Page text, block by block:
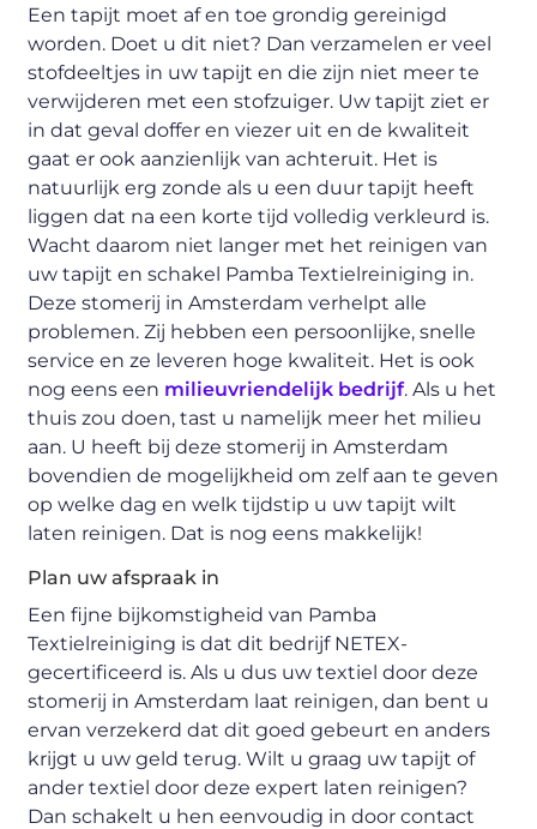
Een tapijt moet af en toe grondig gereinigd
worden. Doet u dit niet? Dan verzamelen er veel
stofdeeltjes in uw tapijt en die zijn niet meer te
verwijderen met een stofzuiger. Uw tapijt ziet er
in dat geval doffer en viezer uit en de kwaliteit
gaat er ook aanzienlijk van achteruit. Het is
natuurlijk erg zonde als u een duur tapijt heeft
liggen dat na een korte tijd volledig verkleurd is.
Wacht daarom niet langer met het reinigen van
uw tapijt en schakel Pamba Textielreiniging in.
Deze stomerij in Amsterdam verhelpt alle
problemen. Zij hebben een persoonlijke, snelle
service en ze leveren hoge kwaliteit. Het is ook
nog eens een milieuvriendelijk bedrijf. Als u het
thuis zou doen, tast u namelijk meer het milieu
aan. U heeft bij deze stomerij in Amsterdam
bovendien de mogelijkheid om zelf aan te geven
op welke dag en welk tijdstip u uw tapijt wilt
laten reinigen. Dat is nog eens makkelijk!
Plan uw afspraak in
Een fijne bijkomstigheid van Pamba
Textielreiniging is dat dit bedrijf NETEX-
gecertificeerd is. Als u dus uw textiel door deze
stomerij in Amsterdam laat reinigen, dan bent u
ervan verzekerd dat dit goed gebeurt en anders
krijgt u uw geld terug. Wilt u graag uw tapijt of
ander textiel door deze expert laten reinigen?
Dan schakelt u hen eenvoudig in door contact